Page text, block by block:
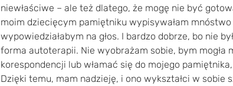
niewłaściwe – ale też dlatego, że mogę nie być
moim dziecięcym pamiętniku wypisywałam
wypowiedziałabym na głos. I bardzo dobrze, bo nie
forma autoterapii. Nie wyobrażam sobie, bym mogła
korespondencji lub włamać się do mojego
Dzięki temu, mam nadzieję, i ono wykształci w sobie